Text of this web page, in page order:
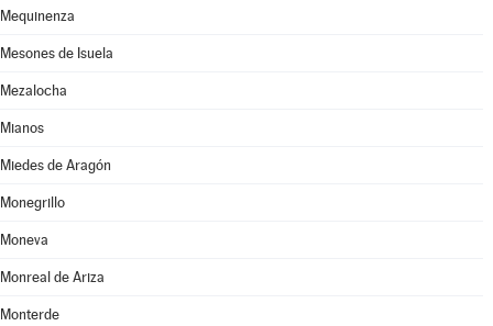
Mequinenza
Mesones de Isuela
Mezalocha
Mianos
Miedes de Aragón
Monegrillo
Moneva
Monreal de Ariza
Monterde